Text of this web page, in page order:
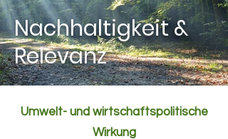
Nachhaltigkeit &
Relevanz
Umwelt- und wirtschaftspolitische
Wirkung